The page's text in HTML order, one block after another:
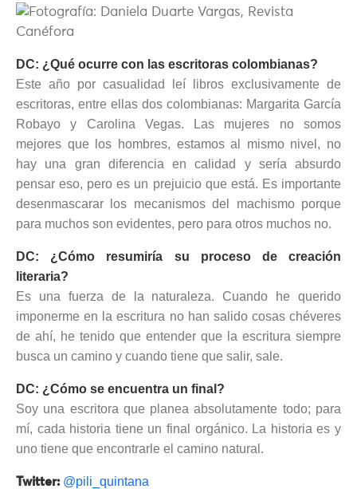
DC: ¿Qué ocurre con las escritoras colombianas?
Este año por casualidad leí libros exclusivamente de
escritoras, entre ellas dos colombianas: Margarita García
Robayo y Carolina Vegas. Las mujeres no somos
mejores que los hombres, estamos al mismo nivel, no
hay una gran diferencia en calidad y sería absurdo
pensar eso, pero es un prejuicio que está. Es importante
desenmascarar los mecanismos del machismo porque
para muchos son evidentes, pero para otros muchos no.
DC: ¿Cómo resumiría su proceso de creación
literaria?
Es una fuerza de la naturaleza. Cuando he querido
imponerme en la escritura no han salido cosas chéveres
de ahí, he tenido que entender que la escritura siempre
busca un camino y cuando tiene que salir, sale.
DC: ¿Cómo se encuentra un final?
Soy una escritora que planea absolutamente todo; para
mí, cada historia tiene un final orgánico. La historia es y
uno tiene que encontrarle el camino natural.
Twitter: @pili_quintana